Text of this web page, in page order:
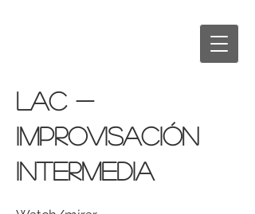
LAC -
improvisación
intermedia